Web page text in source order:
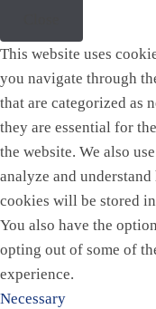
This website uses
you navigate through
that are categorized as
they are essential for
the website. We also
analyze and
cookies will be stored
You also have the
opting out of some of
experience.
Necessary